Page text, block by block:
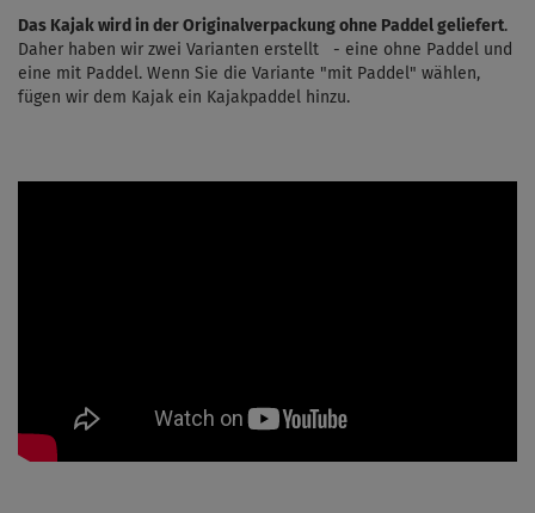
Das Kajak wird in der Originalverpackung ohne Paddel geliefert.
Daher haben wir zwei Varianten erstellt - eine ohne Paddel und
eine mit Paddel. Wenn Sie die Variante "mit Paddel" wählen,
fügen wir dem Kajak ein Kajakpaddel hinzu.